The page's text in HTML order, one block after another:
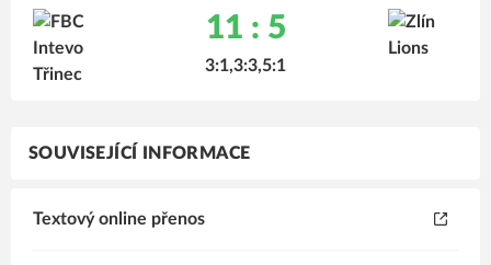
11 : 5
3:1,3:3,5:1
SOUVISEJÍCÍ INFORMACE
Textový online přenos